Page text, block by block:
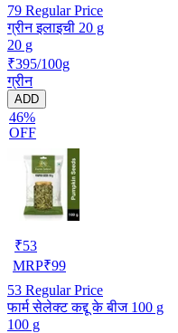
79 Regular Price
ग्रीन इलाइची 20 g
20 g
₹395/100g
ग्रीन
ADD
46%
OFF
₹53
MRP₹99
53 Regular Price
फार्म सेलेक्ट कद्दू के बीज 100 g
100 g